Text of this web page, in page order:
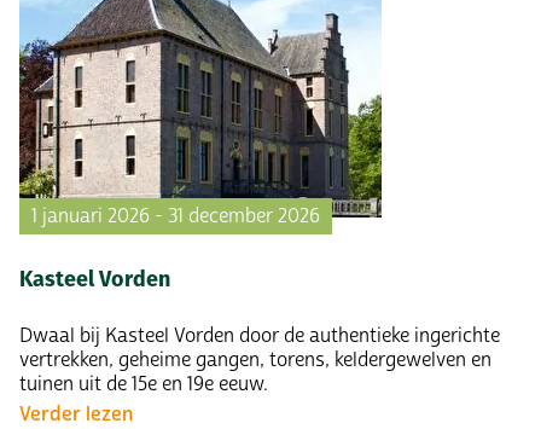
1 januari 2026 - 31 december 2026
Kasteel Vorden
Dwaal bij Kasteel Vorden door de authentieke ingerichte
vertrekken, geheime gangen, torens, keldergewelven en
tuinen uit de 15e en 19e eeuw.
Verder lezen